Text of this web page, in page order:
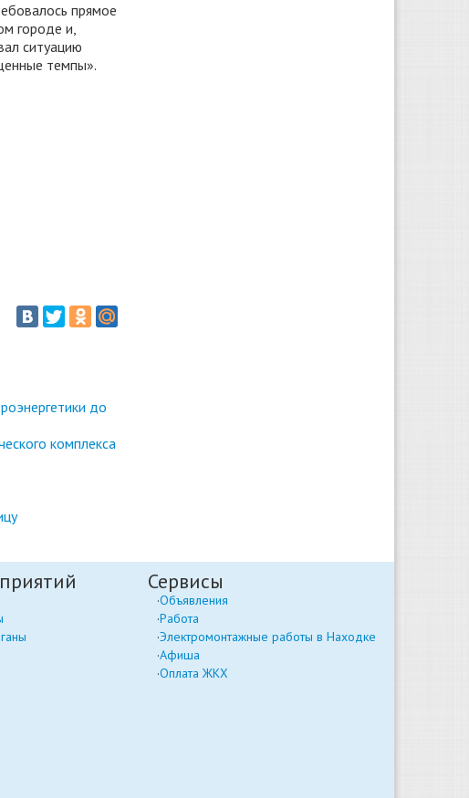
прямое
городе и,
ситуацию
темпы».
до
комплекса
Сервисы
Объявления
Работа
Электромонтажные работы в Находке
Афиша
Оплата ЖКХ